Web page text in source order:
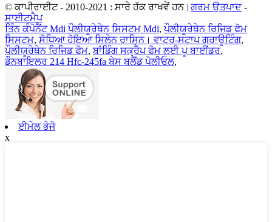
© ਕਾਪੀਰਾਈਟ - 2010-2021 : ਸਾਰੇ ਹੱਕ ਰਾਖਵੇਂ ਹਨ। ਗਰਮ ਉਤਪਾਦ -
ਸਾਈਟਮੈਪ
ਤਿੰਨ ਕੰਪੋਨੈਂਟ Mdi ਪੌਲੀਯੂਰੇਥੇਨ ਸਿਸਟਮ Mdi,ਪੌਲੀਯੂਰੇਥੇਨ ਰਿਜਿਡ ਫੋਮ
ਸਿਸਟਮ, ਸੋਧਿਆ ਹੋਇਆ ਸਿਲੇਨ ਰਾਸਿਨ। ਵਾਟਰ-ਸਟਾਪ ਗਰਾਊਟਿੰਗ,
ਪੌਲੀਯੂਰੇਥੇਨ ਰਿਜਿਡ ਫੋਮ,ਬਾਂਡਿੰਗ ਸਕ੍ਰੈਪ ਫੋਮ ਲਈ ਪੂ ਬਾਈਂਡਰ,
ਡੌਨਬਾਇਲਰ 214 Hfc-245fa ਬੇਸ ਬਲੈਂਡ ਪੋਲੀਓਲ,
ਈਮੇਲ ਭੇਜੋ
x